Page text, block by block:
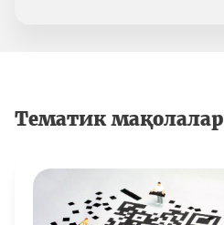
Тематик мақолалар